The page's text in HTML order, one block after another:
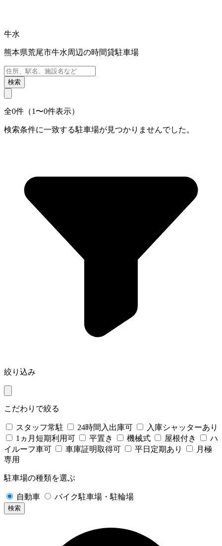
牛水
熊本県荒尾市牛水周辺の時間貸駐車場
検索
全0件（1〜0件表示）
検索条件に一致する駐車場が見つかりませんでした。
絞り込み
こだわりで絞る
スタッフ常駐 24時間入出庫可
入庫シャッターあり
1ヵ月短期利用可
平置き 機械式 屋根付き
ハ
イルーフ車可
車庫証明取得可 平日定期あり
月極
専用
駐車場の種類を選ぶ
自動車 バイク駐車場・駐輪場
検索